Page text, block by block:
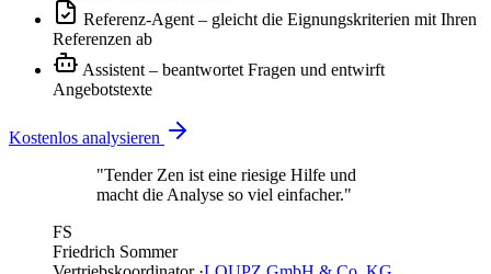
Referenz-Agent – gleicht die Eignungskriterien mit Ihren
Referenzen ab
Assistent – beantwortet Fragen und entwirft
Angebotstexte
Kostenlos analysieren
"Tender Zen ist eine riesige Hilfe und
macht die Analyse so viel einfacher."
FS
Friedrich Sommer